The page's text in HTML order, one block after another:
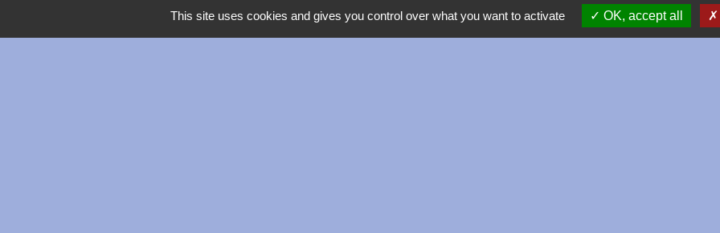
This site uses cookies and gives you control over what you want to activate OK, accept all